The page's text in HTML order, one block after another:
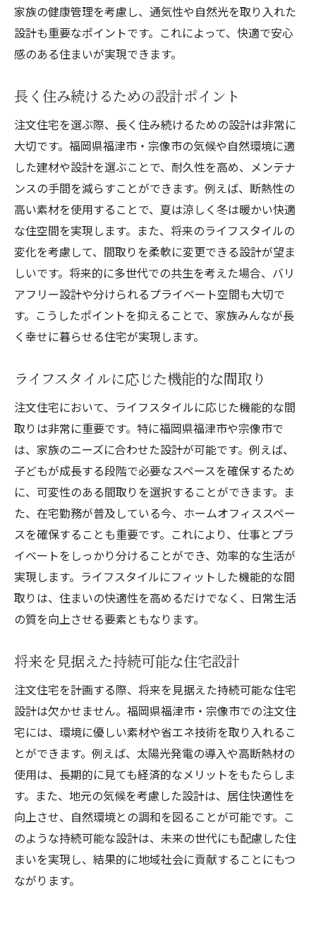
家族の健康管理を考慮し、通気性や自然光を取り入れた
設計も重要なポイントです。これによって、快適で安心
感のある住まいが実現できます。
長く住み続けるための設計ポイント
注文住宅を選ぶ際、長く住み続けるための設計は非常に
大切です。福岡県福津市・宗像市の気候や自然環境に適
した建材や設計を選ぶことで、耐久性を高め、メンテナ
ンスの手間を減らすことができます。例えば、断熱性の
高い素材を使用することで、夏は涼しく冬は暖かい快適
な住空間を実現します。また、将来のライフスタイルの
変化を考慮して、間取りを柔軟に変更できる設計が望ま
しいです。将来的に多世代での共生を考えた場合、バリ
アフリー設計や分けられるプライベート空間も大切で
す。こうしたポイントを抑えることで、家族みんなが長
く幸せに暮らせる住宅が実現します。
ライフスタイルに応じた機能的な間取り
注文住宅において、ライフスタイルに応じた機能的な間
取りは非常に重要です。特に福岡県福津市や宗像市で
は、家族のニーズに合わせた設計が可能です。例えば、
子どもが成長する段階で必要なスペースを確保するため
に、可変性のある間取りを選択することができます。ま
た、在宅勤務が普及している今、ホームオフィススペー
スを確保することも重要です。これにより、仕事とプラ
イベートをしっかり分けることができ、効率的な生活が
実現します。ライフスタイルにフィットした機能的な間
取りは、住まいの快適性を高めるだけでなく、日常生活
の質を向上させる要素ともなります。
将来を見据えた持続可能な住宅設計
注文住宅を計画する際、将来を見据えた持続可能な住宅
設計は欠かせません。福岡県福津市・宗像市での注文住
宅には、環境に優しい素材や省エネ技術を取り入れるこ
とができます。例えば、太陽光発電の導入や高断熱材の
使用は、長期的に見ても経済的なメリットをもたらしま
す。また、地元の気候を考慮した設計は、居住快適性を
向上させ、自然環境との調和を図ることが可能です。こ
のような持続可能な設計は、未来の世代にも配慮した住
まいを実現し、結果的に地域社会に貢献することにもつ
ながります。